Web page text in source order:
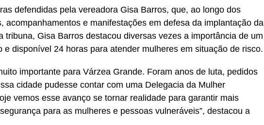
defendidas pela vereadora Gisa Barros, que, ao longo dos
acompanhamentos e manifestações em defesa da implantação da
tribuna, Gisa Barros destacou diversas vezes a importância de um
e disponível 24 horas para atender mulheres em situação de risco.
importante para Várzea Grande. Foram anos de luta, pedidos
cidade pudesse contar com uma Delegacia da Mulher
vemos esse avanço se tornar realidade para garantir mais
para as mulheres e pessoas vulneráveis”, destacou a